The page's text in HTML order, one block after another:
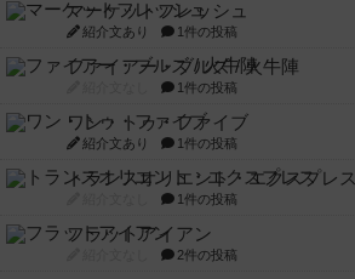
マーケットフレッシュ
紹介文あり 1件の投稿
ファイアー・ブルズ / 火牛陣
1件の投稿
ワン・トゥ・ファイブ
紹介文あり 1件の投稿
トランスオリエント・エクスプレス
1件の投稿
フラットアイアン
2件の投稿